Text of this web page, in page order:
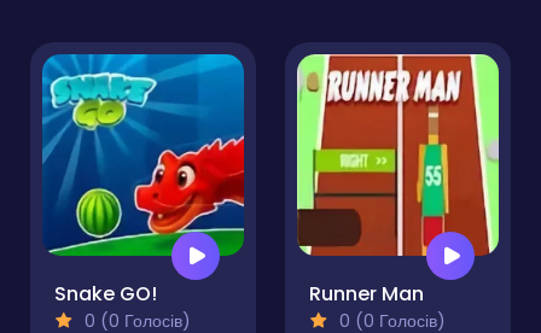
Snake GO!
0 (0 Голосів)
Runner Man
0 (0 Голосів)